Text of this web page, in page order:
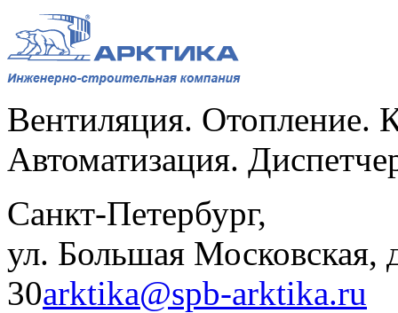
Вентиляция. Отопление.
Автоматизация.
Санкт-Петербург,
ул. Большая Московская,
30arktika@spb-arktika.ru